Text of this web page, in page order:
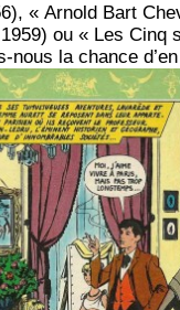
« Arnold Bart
ou « Les Cinq
nous la chance